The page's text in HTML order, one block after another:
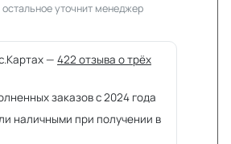
уточнит менеджер
— 422 отзыва о трёх
заказов с 2024 года
наличными при получении в